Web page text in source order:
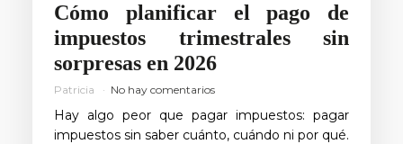
Cómo planificar el pago de
impuestos trimestrales sin
sorpresas en 2026
Patricia No hay comentarios
Hay algo peor que pagar impuestos: pagar
impuestos sin saber cuánto, cuándo ni por qué.